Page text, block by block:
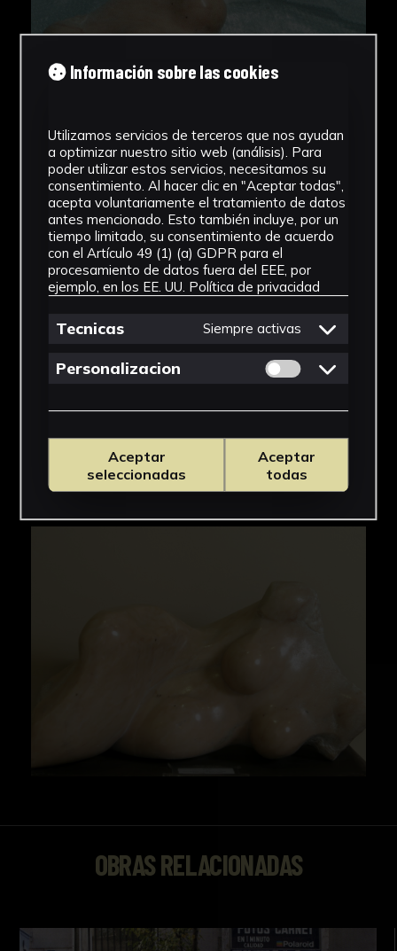
OBRAS RELACIONADAS
Información sobre las cookies
Utilizamos servicios de terceros que nos ayudan
a optimizar nuestro sitio web (análisis). Para
poder utilizar estos servicios, necesitamos su
consentimiento. Al hacer clic en "Aceptar todas",
acepta voluntariamente el tratamiento de datos
antes mencionado. Esto también incluye, por un
tiempo limitado, su consentimiento de acuerdo
con el Artículo 49 (1) (a) GDPR para el
procesamiento de datos fuera del EEE, por
ejemplo, en los EE. UU. Política de privacidad
Tecnicas Siempre activas
Personalizacion Permitir cookies
Aceptar
seleccionadas
Aceptar
todas